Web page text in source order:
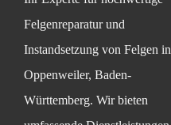
Felgenreparatur und
Instandsetzung von Felgen in
Oppenweiler, Baden-
Württemberg. Wir bieten